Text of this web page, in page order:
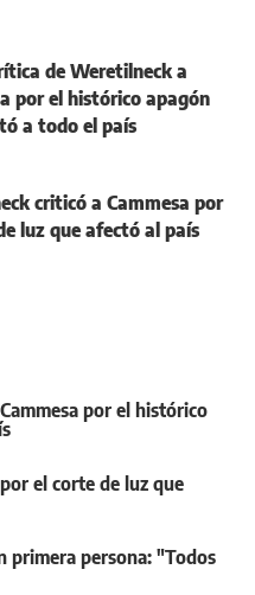
de Weretilneck a
por el histórico apagón
a todo el país
criticó a Cammesa por
luz que afectó al país
por el histórico
el corte de luz que
primera persona: "Todos